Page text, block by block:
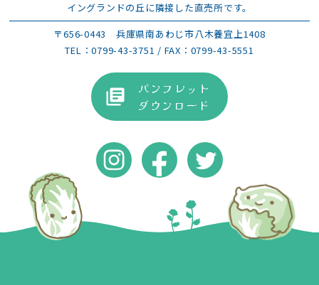
イングランドの丘に隣接した直売所です。
〒656-0443 兵庫県南あわじ市八木養宜上1408
TEL：0799-43-3751 / FAX：0799-43-5551
パンフレット
ダウンロード